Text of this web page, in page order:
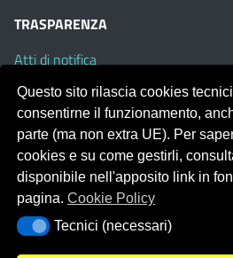
TRASPARENZA
Atti di notifica
Albo on line
Amministrazione Trasparente
Obiettivi di Accessibilità
Portale realizzato con la piattaforma
Template Italia configurato sul tema
(Mizar)
Questo sito rilascia cookies
consentirne il funzionamento,
parte (ma non extra UE). Per
cookies e su come gestirli,
disponibile nell'apposito link in
pagina.Cookie Policy
Tecnici (necessari)
Tecnici (necessari)